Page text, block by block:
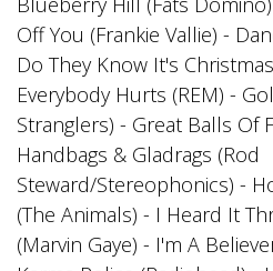
Off You (Frankie Vallie) -
Do They Know It's
Everybody Hurts (REM) -
Stranglers) - Great Balls Of
Handbags & Gladrags (Rod
Steward/Stereophonics) -
(The Animals) - I Heard It
(Marvin Gaye) - I'm A